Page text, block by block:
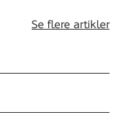
Se flere artikler